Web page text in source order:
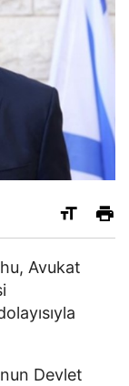
Avukat
Devlet